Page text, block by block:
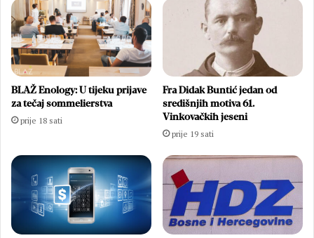
BLAŽ Enology: U tijeku prijave
za tečaj sommelierstva
prije 18 sati
Fra Didak Buntić jedan od
središnjih motiva 61.
Vinkovačkih jeseni
prije 19 sati